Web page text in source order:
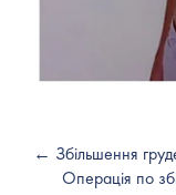
← Збільшення
Операція по